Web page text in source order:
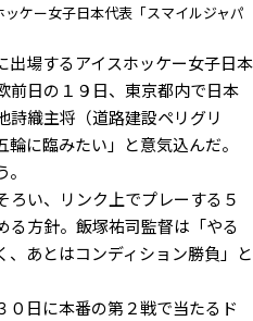
ケー女子日本代表「スマイルジャパ
場するアイスホッケー女子日本
前日の１９日、東京都内で日本
詩織主将（道路建設ペリグリ
に臨みたい」と意気込んだ。
い、リンク上でプレーする５
る方針。飯塚祐司監督は「やる
、あとはコンディション勝負」と
日に本番の第２戦で当たるド